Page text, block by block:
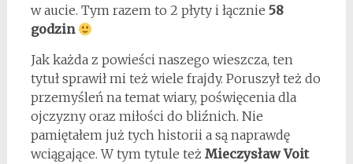
w aucie. Tym razem to 2 płyty i łącznie 58
godzin
Jak każda z powieści naszego wieszcza, ten
tytuł sprawił mi też wiele frajdy. Poruszył też do
przemyśleń na temat wiary, poświęcenia dla
ojczyzny oraz miłości do bliźnich. Nie
pamiętałem już tych historii a są naprawdę
wciągające. W tym tytule też Mieczysław Voit